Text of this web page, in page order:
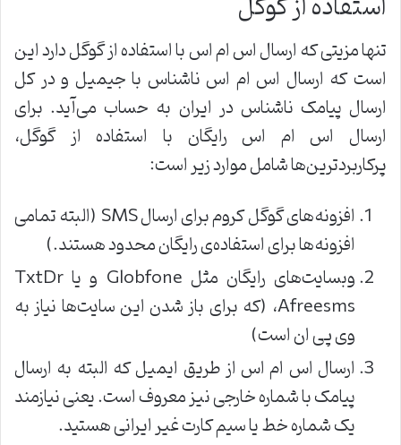
تنها مزیتی که ارسال اس ام اس با استفاده از گوگل دارد این
است که ارسال اس ام اس ناشناس با جیمیل و در کل
ارسال پیامک ناشناس در ایران به حساب می‌آید. برای
ارسال اس ام اس رایگان با استفاده از گوگل،
پرکاربردترین‌ها شامل موارد زیر است:
افزونه‌های گوگل کروم برای ارسال SMS (البته تمامی
افزونه‌ها برای استفاده‌ی رایگان محدود هستند.)
وبسایت‌های رایگان مثل Globfone و یا TxtDr
،Afreesms (که برای باز شدن این سایت‌ها نیاز به
وی پی ان است)
ارسال اس ام اس از طریق ایمیل که البته به ارسال
پیامک با شماره خارجی نیز معروف است. یعنی نیازمند
یک شماره خط یا سیم کارت غیر ایرانی هستید.